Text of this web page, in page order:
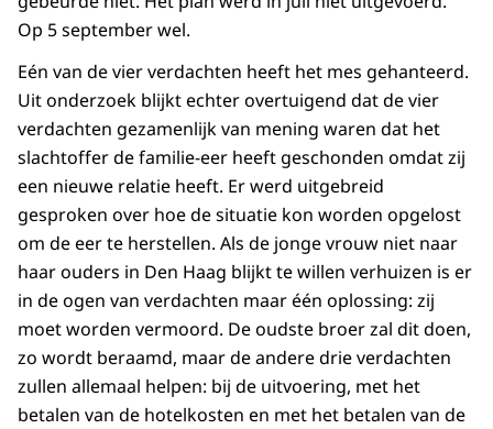
Op 5 september wel.
Eén van de vier verdachten heeft het mes gehanteerd.
Uit onderzoek blijkt echter overtuigend dat de vier
verdachten gezamenlijk van mening waren dat het
slachtoffer de familie-eer heeft geschonden omdat zij
een nieuwe relatie heeft. Er werd uitgebreid
gesproken over hoe de situatie kon worden opgelost
om de eer te herstellen. Als de jonge vrouw niet naar
haar ouders in Den Haag blijkt te willen verhuizen is er
in de ogen van verdachten maar één oplossing: zij
moet worden vermoord. De oudste broer zal dit doen,
zo wordt beraamd, maar de andere drie verdachten
zullen allemaal helpen: bij de uitvoering, met het
betalen van de hotelkosten en met het betalen van de